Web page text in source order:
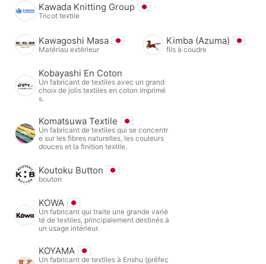
Kawada Knitting Group
Tricot textile
Kawagoshi Masa
Matériau extérieur
Kimba (Azuma)
fils à coudre
Kobayashi En Coton
Un fabricant de textiles avec un grand
choix de jolis textiles en coton imprimé
s.
Komatsuwa Textile
Un fabricant de textiles qui se concentr
e sur les fibres naturelles, les couleurs
douces et la finition textile.
Koutoku Button
bouton
KOWA
Un fabricant qui traite une grande varié
té de textiles, principalement destinés à
un usage intérieur.
KOYAMA
Un fabricant de textiles à Enshu (préfec